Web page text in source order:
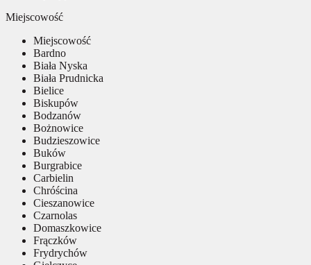
Miejscowość
Miejscowość
Bardno
Biała Nyska
Biała Prudnicka
Bielice
Biskupów
Bodzanów
Bożnowice
Budzieszowice
Buków
Burgrabice
Carbielin
Chróścina
Cieszanowice
Czarnolas
Domaszkowice
Frączków
Frydrychów